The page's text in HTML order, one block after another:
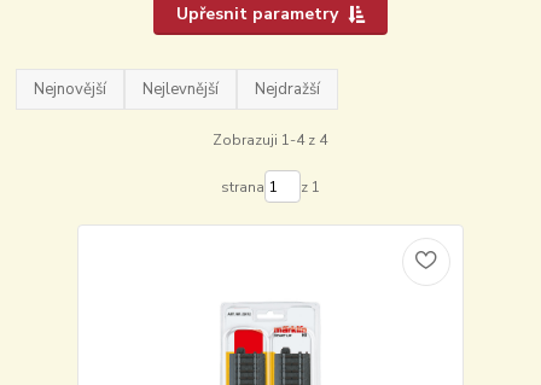
Upřesnit parametry
Nejnovější Nejlevnější Nejdražší
Zobrazuji 1-4 z 4
strana z 1